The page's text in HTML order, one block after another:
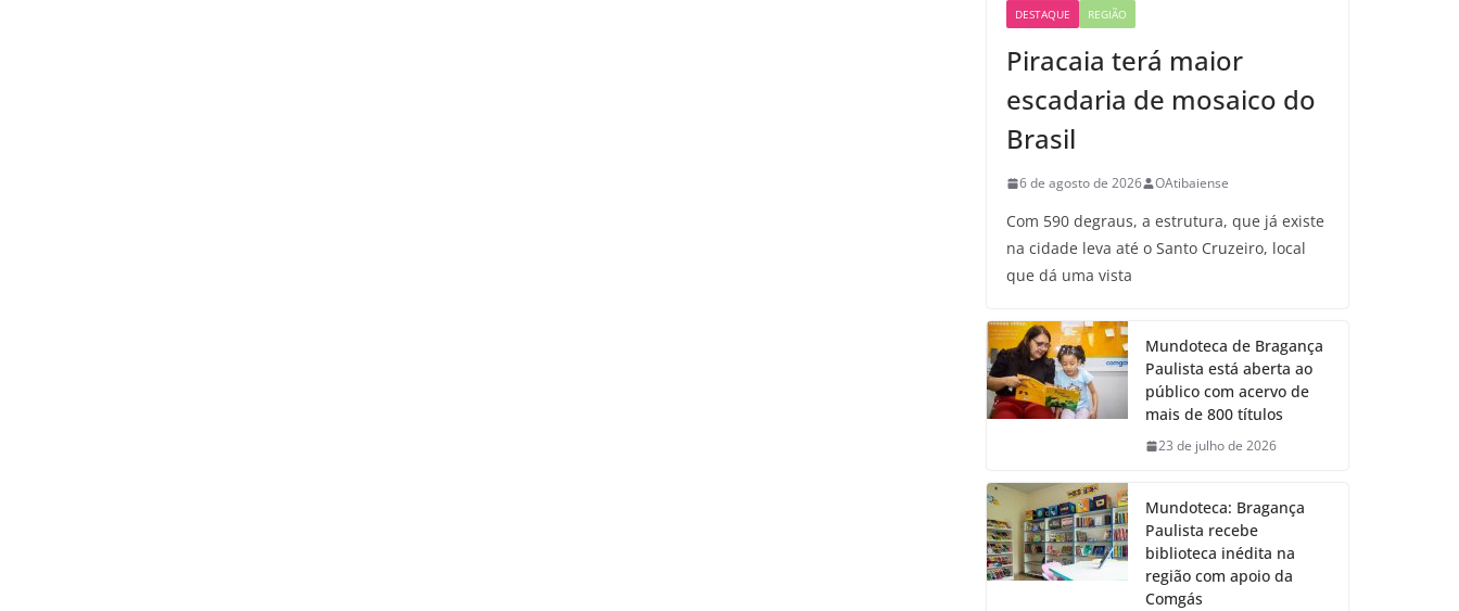
DESTAQUE REGIÃO
Piracaia terá maior
escadaria de mosaico do
Brasil
6 de agosto de 2026 OAtibaiense
Com 590 degraus, a estrutura, que já existe
na cidade leva até o Santo Cruzeiro, local
que dá uma vista
Mundoteca de Bragança
Paulista está aberta ao
público com acervo de
mais de 800 títulos
23 de julho de 2026
Mundoteca: Bragança
Paulista recebe
biblioteca inédita na
região com apoio da
Comgás